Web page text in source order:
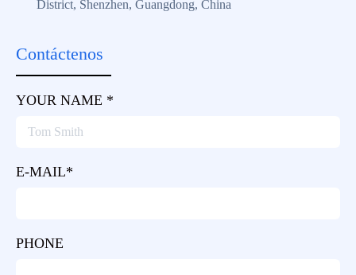
District, Shenzhen, Guangdong, China
Contáctenos
YOUR NAME *
E-MAIL*
PHONE